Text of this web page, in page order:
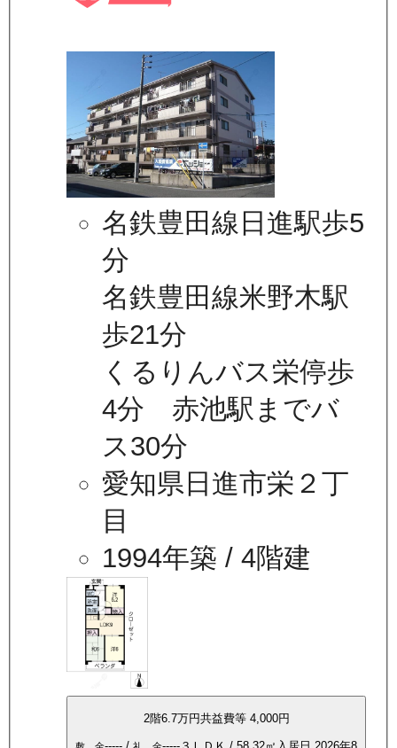
名鉄豊田線日進駅歩5
分
名鉄豊田線米野木駅
歩21分
くるりんバス栄停歩
4分 赤池駅までバ
ス30分
愛知県日進市栄２丁
目
1994年築 / 4階建
2階6.7万円共益費等 4,000円